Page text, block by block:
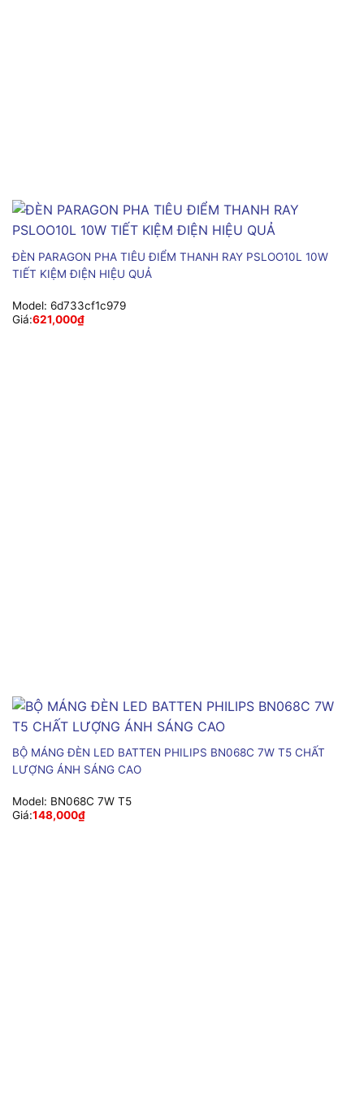
ĐÈN PARAGON PHA TIÊU ĐIỂM THANH RAY PSLOO10L 10W
TIẾT KIỆM ĐIỆN HIỆU QUẢ
Model: 6d733cf1c979
Giá:621,000₫
BỘ MÁNG ĐÈN LED BATTEN PHILIPS BN068C 7W T5 CHẤT
LƯỢNG ÁNH SÁNG CAO
Model: BN068C 7W T5
Giá:148,000₫